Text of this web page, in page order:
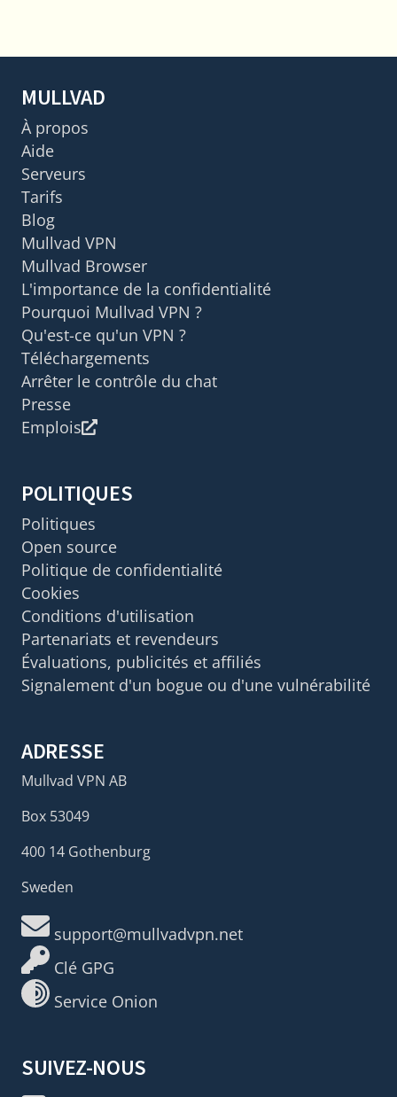
MULLVAD
À propos
Aide
Serveurs
Tarifs
Blog
Mullvad VPN
Mullvad Browser
L'importance de la confidentialité
Pourquoi Mullvad VPN ?
Qu'est-ce qu'un VPN ?
Téléchargements
Arrêter le contrôle du chat
Presse
Emplois
POLITIQUES
Politiques
Open source
Politique de confidentialité
Cookies
Conditions d'utilisation
Partenariats et revendeurs
Évaluations, publicités et affiliés
Signalement d'un bogue ou d'une vulnérabilité
ADRESSE
Mullvad VPN AB
Box 53049
400 14 Gothenburg
Sweden
support@mullvadvpn.net
Clé GPG
Service Onion
SUIVEZ-NOUS